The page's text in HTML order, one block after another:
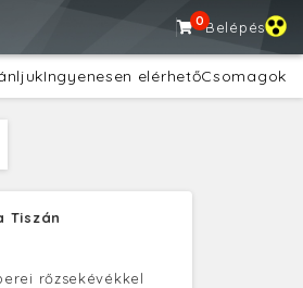
0Belépés
Ingyenesen elérhetőCsomagok
Tiszán
rőzsekévékkel